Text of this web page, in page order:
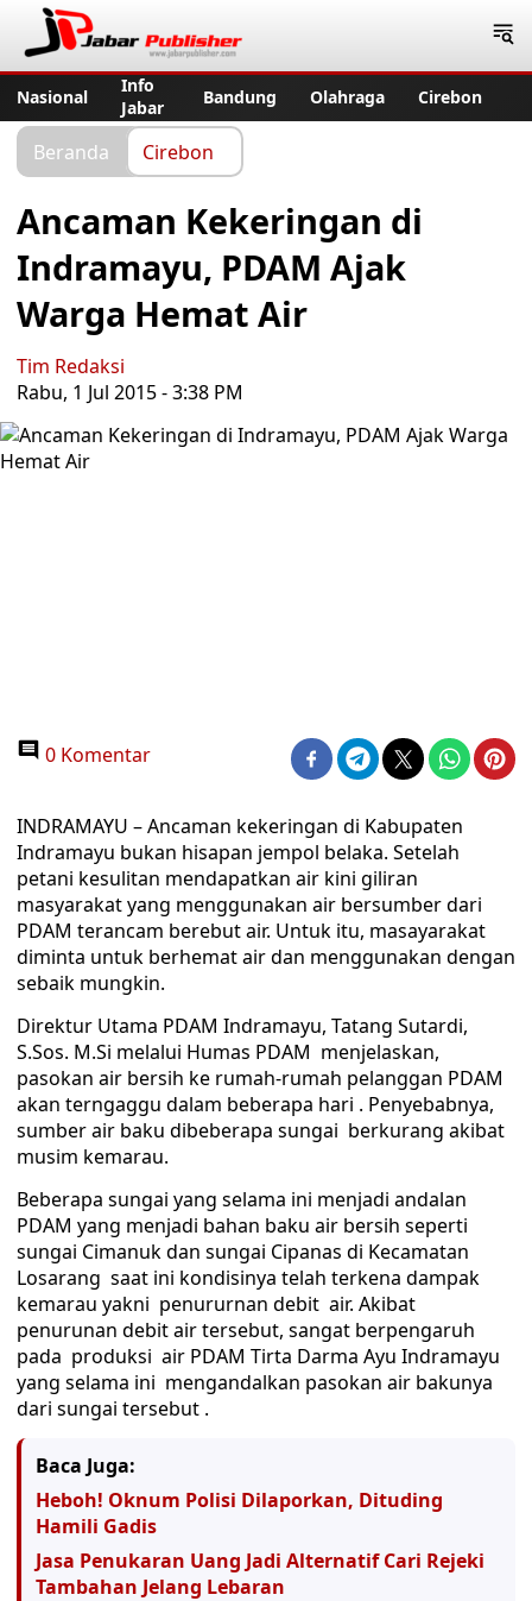
Nasional
Info
Jabar
Bandung Olahraga Cirebon
Beranda Cirebon
Ancaman Kekeringan di
Indramayu, PDAM Ajak
Warga Hemat Air
Tim Redaksi
Rabu, 1 Jul 2015 - 3:38 PM
0 Komentar
INDRAMAYU – Ancaman kekeringan di Kabupaten
Indramayu bukan hisapan jempol belaka. Setelah
petani kesulitan mendapatkan air kini giliran
masyarakat yang menggunakan air bersumber dari
PDAM terancam berebut air. Untuk itu, masayarakat
diminta untuk berhemat air dan menggunakan dengan
sebaik mungkin.
Direktur Utama PDAM Indramayu, Tatang Sutardi,
S.Sos. M.Si melalui Humas PDAM menjelaskan,
pasokan air bersih ke rumah-rumah pelanggan PDAM
akan terngaggu dalam beberapa hari . Penyebabnya,
sumber air baku dibeberapa sungai berkurang akibat
musim kemarau.
Beberapa sungai yang selama ini menjadi andalan
PDAM yang menjadi bahan baku air bersih seperti
sungai Cimanuk dan sungai Cipanas di Kecamatan
Losarang saat ini kondisinya telah terkena dampak
kemarau yakni penururnan debit air. Akibat
penurunan debit air tersebut, sangat berpengaruh
pada produksi air PDAM Tirta Darma Ayu Indramayu
yang selama ini mengandalkan pasokan air bakunya
dari sungai tersebut .
Baca Juga:
Heboh! Oknum Polisi Dilaporkan, Dituding
Hamili Gadis
Jasa Penukaran Uang Jadi Alternatif Cari Rejeki
Tambahan Jelang Lebaran